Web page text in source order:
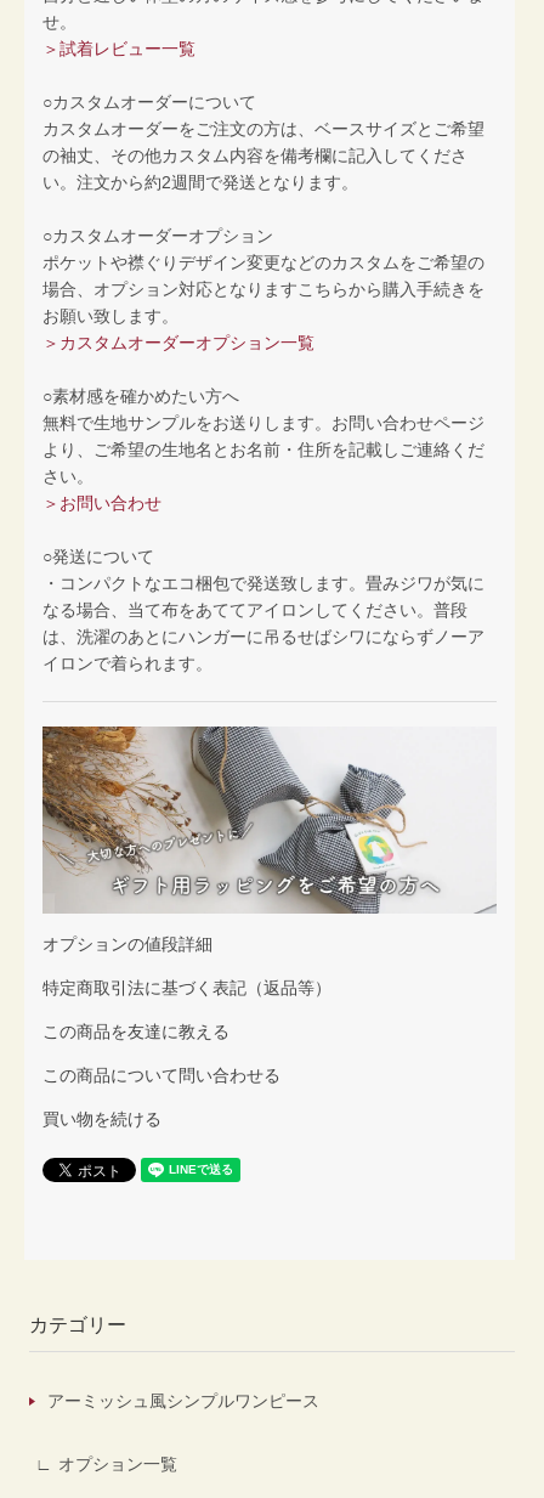
せ。
＞試着レビュー一覧
○カスタムオーダーについて
カスタムオーダーをご注文の方は、ベースサイズとご希望
の袖丈、その他カスタム内容を備考欄に記入してくださ
い。注文から約2週間で発送となります。
○カスタムオーダーオプション
ポケットや襟ぐりデザイン変更などのカスタムをご希望の
場合、オプション対応となりますこちらから購入手続きを
お願い致します。
＞カスタムオーダーオプション一覧
○素材感を確かめたい方へ
無料で生地サンプルをお送りします。お問い合わせページ
より、ご希望の生地名とお名前・住所を記載しご連絡くだ
さい。
＞お問い合わせ
○発送について
・コンパクトなエコ梱包で発送致します。畳みジワが気に
なる場合、当て布をあててアイロンしてください。普段
は、洗濯のあとにハンガーに吊るせばシワにならずノーア
イロンで着られます。
オプションの値段詳細
特定商取引法に基づく表記（返品等）
この商品を友達に教える
この商品について問い合わせる
買い物を続ける
カテゴリー
アーミッシュ風シンプルワンピース
オプション一覧